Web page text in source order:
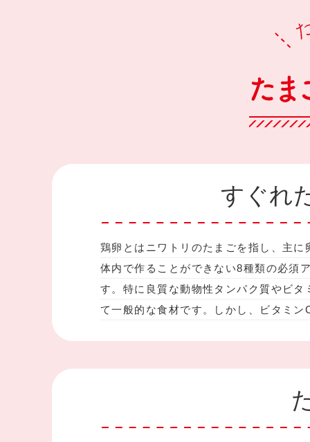
すぐれ
鶏卵とはニワトリのたまごを指し、主
体内で作ることができない8種類の必須
す。特に良質な動物性タンパク質やビ
て一般的な食材です。しかし、ビタミ